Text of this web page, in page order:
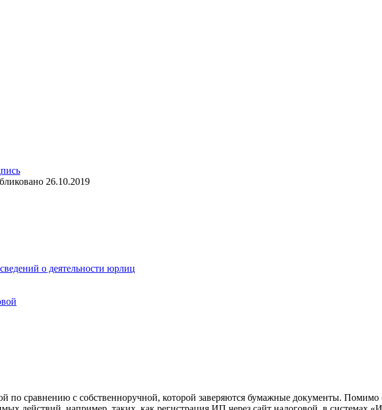
26.10.2019
о деятельности юрлиц
по сравнению с собственноручной, которой заверяются бумажные документы.